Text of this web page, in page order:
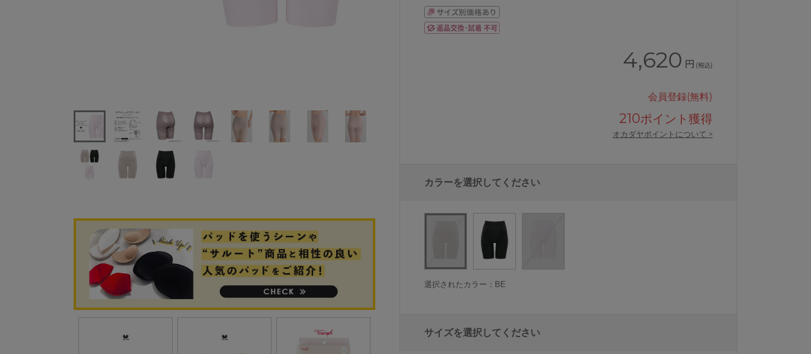
ワコールSUHADAFitmeUpガードル
4,620 円 (税込)
会員登録(無料)
210ポイント獲得
オカダヤポイントについて >
カラーを選択してください
選択されたカラー：BE
サイズを選択してください